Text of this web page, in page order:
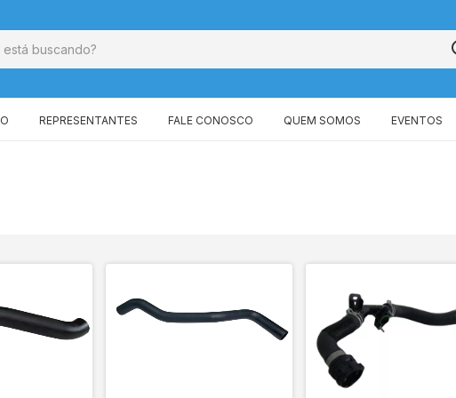
REPRESENTANTES FALE CONOSCO QUEM SOMOS EVENTOS